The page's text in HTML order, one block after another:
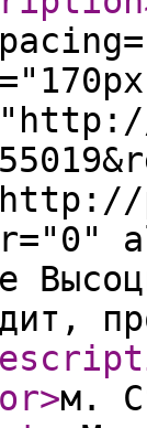
>м.